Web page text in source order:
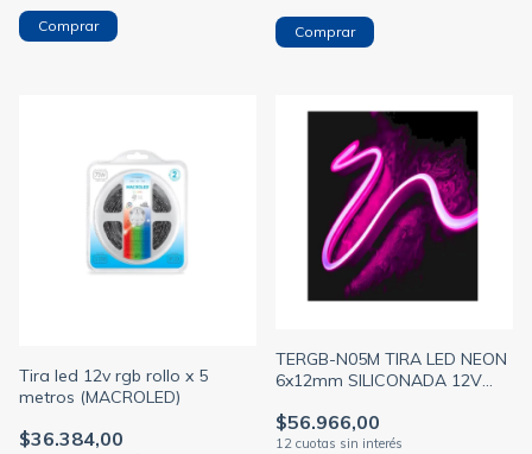
Comprar Comprar
Tira led 12v rgb rollo x 5
metros (MACROLED)
$36.384,00
TERGB-N05M TIRA LED NEON
6x12mm SILICONADA 12V
$56.966,00